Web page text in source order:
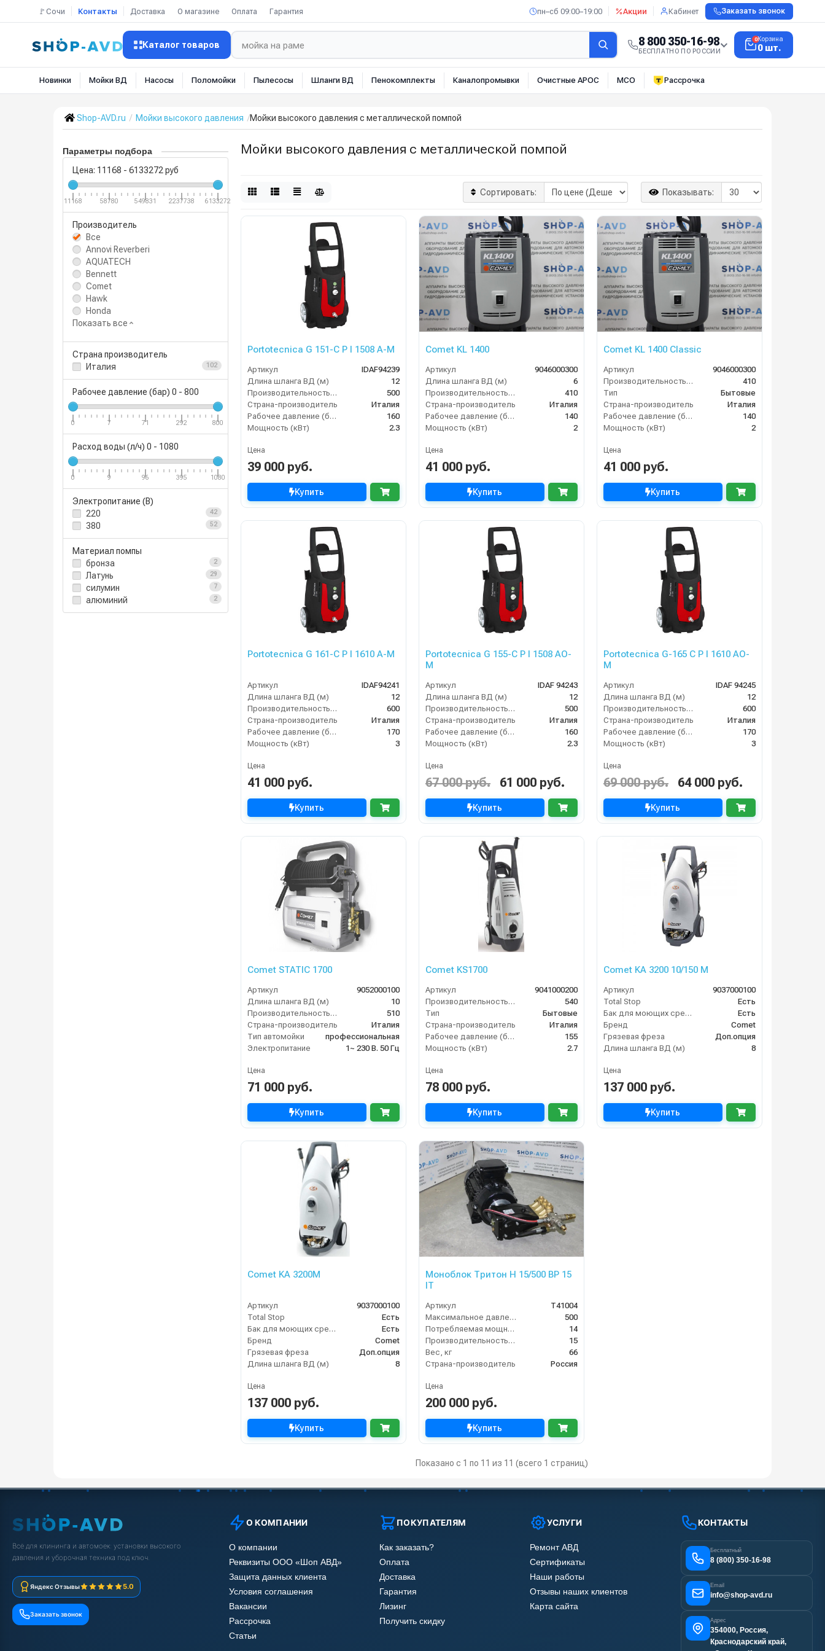
🚩Сочи Контакты Доставка О магазине Оплата Гарантия пн–сб 09:00–19:00 Акции Кабинет Заказать звонок
Каталог товаров 8 800 350-16-98
БЕСПЛАТНО ПО РОССИИ
0Корзина
0 шт.
Новинки Мойки ВД Насосы Поломойки Пылесосы Шланги ВД Пенокомплекты Каналопромывки Очистные АРОС МСО Рассрочка
Shop-AVD.ru Мойки высокого давления Мойки высокого давления с металлической помпой
Параметры подбора
Цена: 11168 - 6133272 руб
11168 58780 549831 2237738 6133272
Производитель
Все
Annovi Reverberi
AQUATECH
Bennett
Comet
Hawk
Honda
Показать все
Страна производитель
Италия
102
Рабочее давление (бар) 0 - 800
0 7 71 292 800
Расход воды (л/ч) 0 - 1080
0 9 96 395 1080
Электропитание (В)
220
42
380 52
Материал помпы
бронза
2
Латунь 29
силумин 7
алюминий 2
Мойки высокого давления с металлической помпой
Сортировать: Показывать:
Portotecnica G 151-C P I 1508 A-M
Артикул
IDAF94239
Длина шланга ВД (м)
12
Производительность (л/ч)
500
Страна-производитель
Италия
Рабочее давление (бар)
160
Мощность (кВт)
2.3
Цена
39 000 руб.
Купить
Comet KL 1400
Артикул
9046000300
Длина шланга ВД (м)
6
Производительность (л/ч)
410
Страна-производитель
Италия
Рабочее давление (бар)
140
Мощность (кВт)
2
Цена
41 000 руб.
Купить
Comet KL 1400 Classic
Артикул
9046000300
Производительность (л/ч)
410
Тип
Бытовые
Страна-производитель
Италия
Рабочее давление (бар)
140
Мощность (кВт)
2
Цена
41 000 руб.
Купить
Portotecnica G 161-C P I 1610 A-M
Артикул
IDAF94241
Длина шланга ВД (м)
12
Производительность (л/ч)
600
Страна-производитель
Италия
Рабочее давление (бар)
170
Мощность (кВт)
3
Цена
41 000 руб.
Купить
Portotecnica G 155-C P I 1508 AO-
M
Артикул
IDAF 94243
Длина шланга ВД (м)
12
Производительность (л/ч)
500
Страна-производитель
Италия
Рабочее давление (бар)
160
Мощность (кВт)
2.3
Цена
67 000 руб. 61 000 руб.
Купить
Portotecnica G-165 C P I 1610 AO-
M
Артикул
IDAF 94245
Длина шланга ВД (м)
12
Производительность (л/ч)
600
Страна-производитель
Италия
Рабочее давление (бар)
170
Мощность (кВт)
3
Цена
69 000 руб. 64 000 руб.
Купить
Comet STATIC 1700
Артикул
9052000100
Длина шланга ВД (м)
10
Производительность (л/ч)
510
Страна-производитель
Италия
Тип автомойки
профессиональная
Электропитание
1~ 230 В. 50 Гц
Цена
71 000 руб.
Купить
Comet KS1700
Артикул
9041000200
Производительность (л/ч)
540
Тип
Бытовые
Страна-производитель
Италия
Рабочее давление (бар)
155
Мощность (кВт)
2.7
Цена
78 000 руб.
Купить
Comet KA 3200 10/150 M
Артикул
9037000100
Total Stop
Есть
Бак для моющих средств
Есть
Бренд
Comet
Грязевая фреза
Доп.опция
Длина шланга ВД (м)
8
Цена
137 000 руб.
Купить
Comet KA 3200М
Артикул
9037000100
Total Stop
Есть
Бак для моющих средств
Есть
Бренд
Comet
Грязевая фреза
Доп.опция
Длина шланга ВД (м)
8
Цена
137 000 руб.
Купить
Моноблок Тритон H 15/500 BP 15
IT
Артикул
T41004
Максимальное давление (бар)
500
Потребляемая мощность (кВт)
14
Производительность (л/мин)
15
Вес, кг
66
Страна-производитель
Россия
Цена
200 000 руб.
Купить
Показано с 1 по 11 из 11 (всего 1 страниц)
Всё для клининга и автомоек: установки высокого
давления и уборочная техника под ключ.
Яндекс Отзывы 5.0
Заказать звонок
О КОМПАНИИ
О компании
Реквизиты ООО «Шоп АВД»
Защита данных клиента
Условия соглашения
Вакансии
Рассрочка
Статьи
ПОКУПАТЕЛЯМ
Как заказать?
Оплата
Доставка
Гарантия
Лизинг
Получить скидку
УСЛУГИ
Ремонт АВД
Сертификаты
Наши работы
Отзывы наших клиентов
Карта сайта
КОНТАКТЫ
Бесплатный
8 (800) 350-16-98
Email
info@shop-avd.ru
Адрес
354000, Россия,
Краснодарский край,